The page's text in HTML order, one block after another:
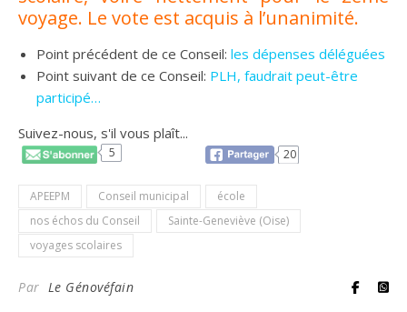
voyage. Le vote est acquis à l’unanimité.
Point précédent de ce Conseil: les dépenses déléguées
Point suivant de ce Conseil: PLH, faudrait peut-être
participé…
Suivez-nous, s'il vous plaît...
5 20
APEEPM Conseil municipal
école
nos échos du Conseil
Sainte-Geneviève (Oise)
voyages scolaires
Par Le Génovéfain